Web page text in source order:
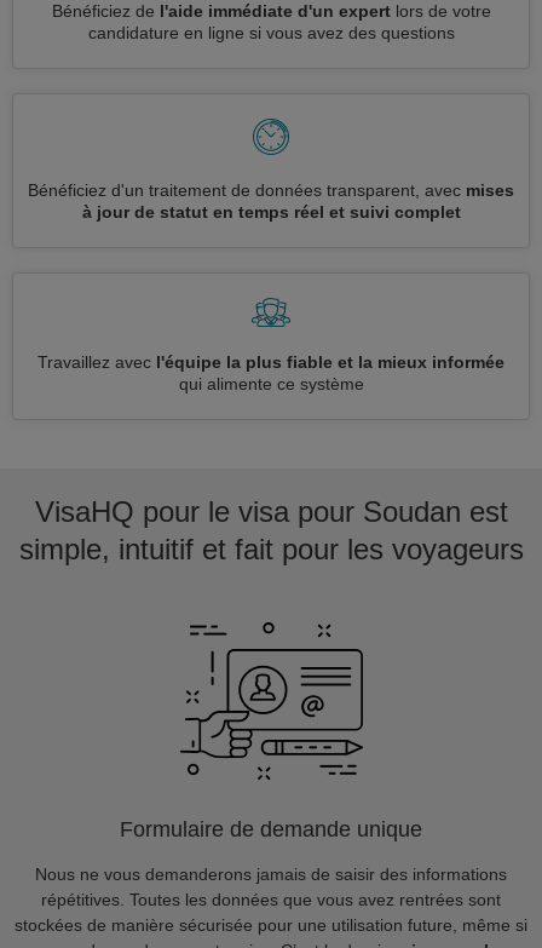
Bénéficiez de l'aide immédiate d'un expertlors de votre
candidature en ligne si vous avez des questions
Bénéficiez d'un traitement de données transparent, avec mises
à jour de statut en temps réel et suivi complet
Travaillez avec l'équipe la plus fiable et la mieux informée
qui alimente ce système
VisaHQ pour le visa pour Soudan est
simple, intuitif et fait pour les voyageurs
Formulaire de demande unique
Nous ne vous demanderons jamais de saisir des informations
répétitives. Toutes les données que vous avez rentrées sont
stockées de manière sécurisée pour une utilisation future, même si